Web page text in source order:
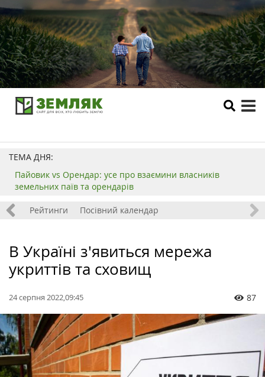
ТЕМА ДНЯ:
Пайовик vs Орендар: усе про взаємини власників
земельних паїв та орендарів
Рейтинги Посівний календар
В Україні з'явиться мережа
укриттів та сховищ
24 серпня 2022,09:45 87